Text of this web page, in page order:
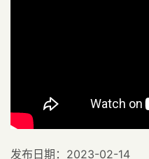
发布日期：2023-02-14